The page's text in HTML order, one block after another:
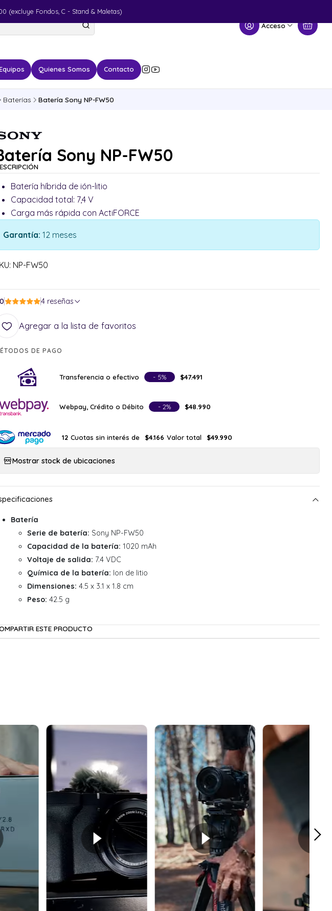
Acceso
Quienes Somos Contacto
(excluye Fondos, C - Stand & Maletas)
Baterías Batería Sony NP-FW50
Sony NP-FW50
Batería híbrida de ión-litio
Capacidad total: 7,4 V
Carga más rápida con ActiFORCE
Garantía: 12 meses
NP-FW50
4 reseñas
Agregar a la lista de favoritos
DE PAGO
Transferencia o efectivo - 5% $47.491
Webpay, Crédito o Débito - 2% $48.990
12 Cuotas sin interés de $4.166 Valor total $49.990
Mostrar stock de ubicaciones
Batería
Serie de batería: Sony NP-FW50
Capacidad de la batería: 1020 mAh
Voltaje de salida: 7.4 VDC
Química de la batería: Ion de litio
Dimensiones: 4.5 x 3.1 x 1.8 cm
Peso: 42.5 g
ESTE PRODUCTO